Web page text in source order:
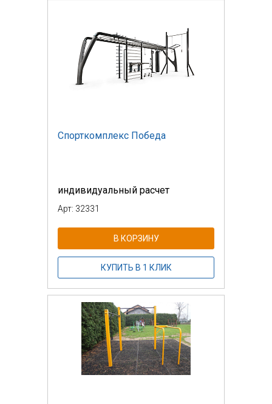
Спорткомплекс Победа
индивидуальный расчет
Арт: 32331
В КОРЗИНУ
КУПИТЬ В 1 КЛИК